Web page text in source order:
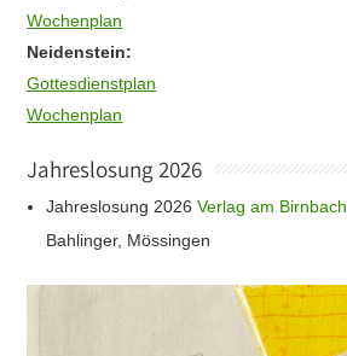
Wochenplan
Neidenstein:
Gottesdienstplan
Wochenplan
Jahreslosung 2026
Jahreslosung 2026Verlag am Birnbach
Bahlinger, Mössingen